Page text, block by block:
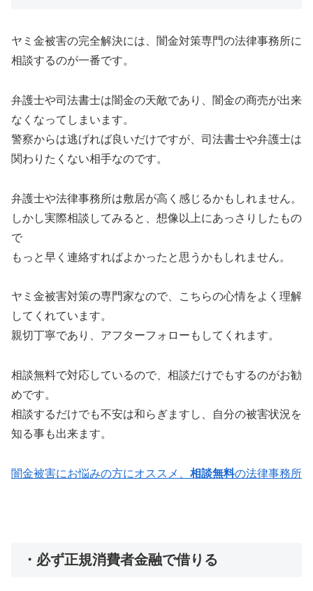
ヤミ金被害の完全解決には、闇金対策専門の法律事務所に
相談するのが一番です。
弁護士や司法書士は闇金の天敵であり、闇金の商売が出来
なくなってしまいます。
警察からは逃げれば良いだけですが、司法書士や弁護士は
関わりたくない相手なのです。
弁護士や法律事務所は敷居が高く感じるかもしれません。
しかし実際相談してみると、想像以上にあっさりしたもの
で
もっと早く連絡すればよかったと思うかもしれません。
ヤミ金被害対策の専門家なので、こちらの心情をよく理解
してくれています。
親切丁寧であり、アフターフォローもしてくれます。
相談無料で対応しているので、相談だけでもするのがお勧
めです。
相談するだけでも不安は和らぎますし、自分の被害状況を
知る事も出来ます。
闇金被害にお悩みの方にオススメ、 相談無料の法律事務所
・必ず正規消費者金融で借りる